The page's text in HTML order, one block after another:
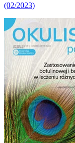
(02/2023)